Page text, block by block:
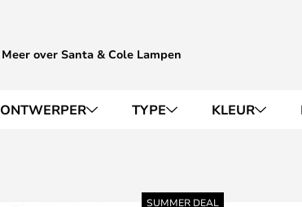
Meer over Santa & Cole Lampen
ONTWERPER TYPE KLEUR
SUMMER DEAL